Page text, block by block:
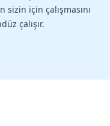
sizin için çalışmasını
çalışır.